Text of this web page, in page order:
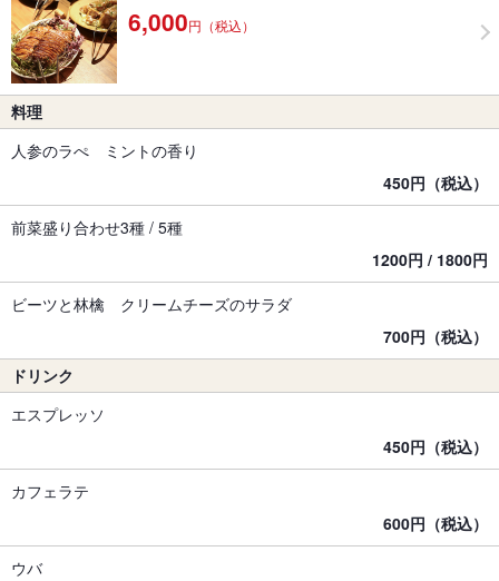
6,000円（税込）
料理
人参のラぺ ミントの香り
450円（税込）
前菜盛り合わせ3種 / 5種
1200円 / 1800円
ビーツと林檎 クリームチーズのサラダ
700円（税込）
ドリンク
エスプレッソ
450円（税込）
カフェラテ
600円（税込）
ウバ